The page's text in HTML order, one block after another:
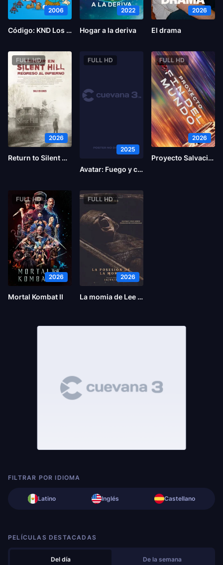
2006
Código: KND Los chicos del Barrio – Operación C.E.R.O.
2022
Hogar a la deriva
2026
El drama
FULL HD
2026
Return to Silent Hill
FULL HD
2025
Avatar: Fuego y ceniza
FULL HD
2026
Proyecto Salvación
FULL HD
2026
Mortal Kombat II
FULL HD
2026
La momia de Lee Cronin
FILTRAR POR IDIOMA
Latino Inglés Castellano
PELÍCULAS DESTACADAS
Del día De la semana